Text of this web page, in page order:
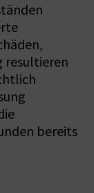
resultieren
bereits